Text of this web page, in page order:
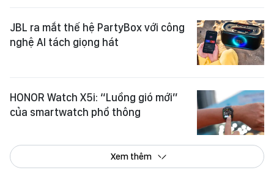
JBL ra mắt thế hệ PartyBox với công
nghệ AI tách giọng hát
HONOR Watch X5i: “Luồng gió mới”
của smartwatch phổ thông
Xem thêm